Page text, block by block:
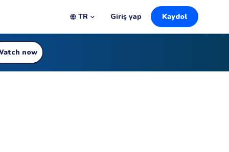
TR Giriş yap Kaydol
now